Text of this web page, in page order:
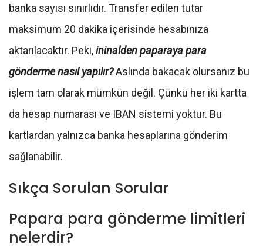
banka sayısı sınırlıdır. Transfer edilen tutar
maksimum 20 dakika içerisinde hesabınıza
aktarılacaktır. Peki,ininalden paparaya para
gönderme nasıl yapılır?Aslında bakacak olursanız bu
işlem tam olarak mümkün değil. Çünkü her iki kartta
da hesap numarası ve IBAN sistemi yoktur. Bu
kartlardan yalnızca banka hesaplarına gönderim
sağlanabilir.
Sıkça Sorulan Sorular
Papara para gönderme limitleri
nelerdir?